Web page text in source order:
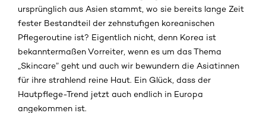
ursprünglich aus Asien stammt, wo sie bereits lange Zeit
fester Bestandteil der zehnstufigen koreanischen
Pflegeroutine ist? Eigentlich nicht, denn Korea ist
bekanntermaßen Vorreiter, wenn es um das Thema
„Skincare” geht und auch wir bewundern die Asiatinnen
für ihre strahlend reine Haut. Ein Glück, dass der
Hautpflege-Trend jetzt auch endlich in Europa
angekommen ist.